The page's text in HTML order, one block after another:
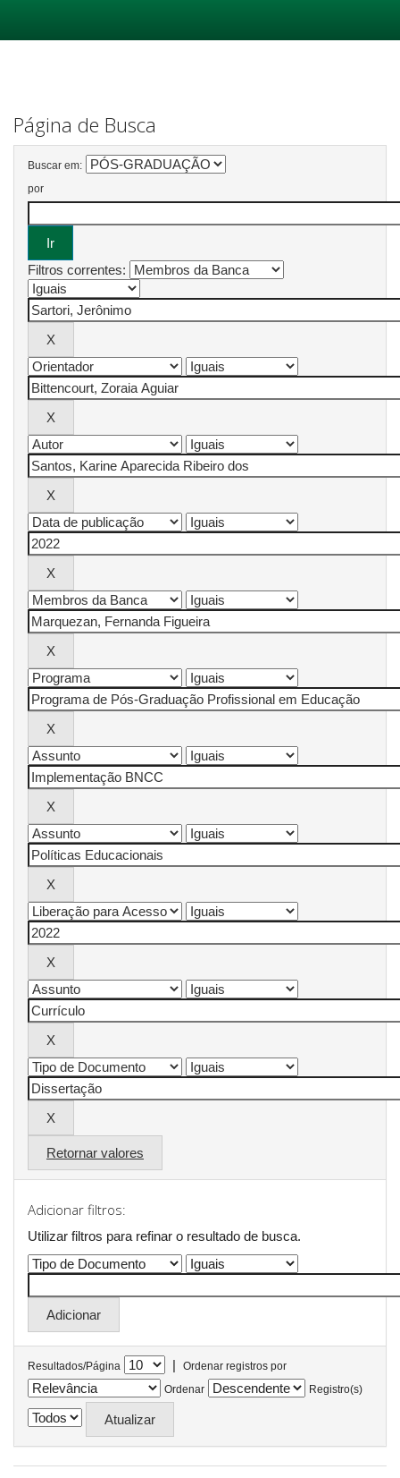
Página de Busca
Buscar em:
por
Filtros correntes:
Retornar valores
Adicionar filtros:
Utilizar filtros para refinar o resultado de busca.
Resultados/Página |
Ordenar registros por
Ordenar
Registro(s)